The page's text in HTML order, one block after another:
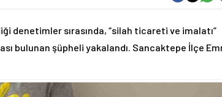
denetimler sırasında, “silah ticareti ve imalatı”
bulunan şüpheli yakalandı. Sancaktepe İlçe